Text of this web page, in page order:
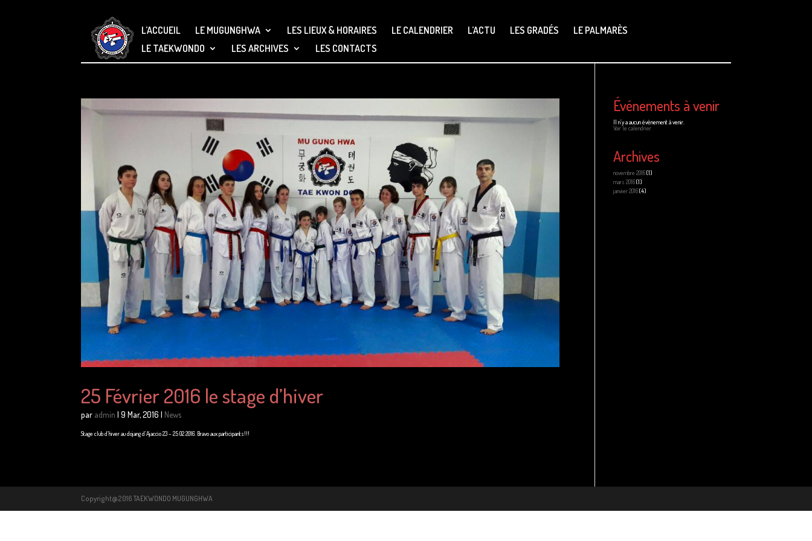
L’ACCUEIL LE MUGUNGHWA LES LIEUX & HORAIRES LE CALENDRIER L’ACTU LES GRADÉS
LE PALMARÈS
LE TAEKWONDO
LES ARCHIVES LES CONTACTS
25 Février 2016 le stage d’hiver
par admin |9 Mar, 2016 | News
Stage club d’hiver au dojang d’Ajaccio 23 – 25 02 2016. Bravo aux participants!!!
Événements à venir
Il n’y a aucun évènement à venir.
Voir le calendrier
Archives
novembre 2016(1)
mars 2016(1)
janvier 2016(4)
Copyright@2016 TAEKWONDO MUGUNGHWA